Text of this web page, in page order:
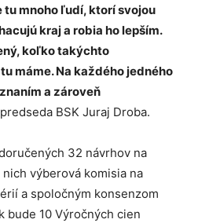
tu mnoho ľudí, ktorí svojou
kraj a robia ho lepším.
koľko takýchto
máme. Na každého jedného
a zároveň
BSK Juraj Droba.
32 návrhov na
výberová komisia na
a spoločným konsenzom
bude 10 Výročných cien